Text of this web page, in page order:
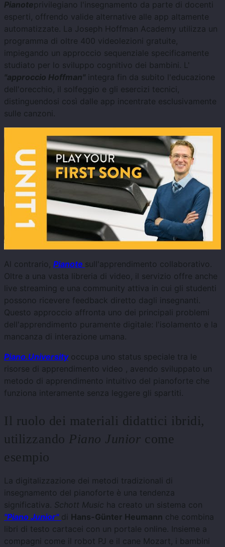
Pianoteprivilegiano l'insegnamento da parte di docenti
esperti, offrendo valide alternative alle app altamente
automatizzate. La Joseph Hoffman Academy utilizza un
programma di oltre 400 videolezioni gratuite,
impiegando un approccio sequenziale specificamente
studiato per lo sviluppo cognitivo dei bambini. L'
"approccio Hoffman" integra fin da subito l'educazione
dell'orecchio, il solfeggio e gli esercizi tecnici,
distinguendosi così dalle app incentrate esclusivamente
sulle canzoni.
Al contrario, Pianote sull'apprendimento collaborativo.
Oltre a una vasta libreria di video, il servizio offre anche
live streaming e una community attiva in cui gli studenti
possono ricevere feedback diretto dagli insegnanti.
Questo approccio affronta uno dei principali problemi
dell'apprendimento puramente digitale: l'isolamento e la
mancanza di interazione umana.
Piano.Universityoccupa uno status speciale tra le
risorse di apprendimento video , avendo sviluppato un
metodo di apprendimento intuitivo del pianoforte che
funziona interamente senza leggere gli spartiti.
Il ruolo dei materiali didattici ibridi,
utilizzando Piano Junior come
esempio
La digitalizzazione dei metodi tradizionali di
insegnamento del pianoforte è una tendenza
significativa. Schott Music ha creato un sistema con
"Piano Junior" di Hans-Günter Heumann che combina
libri di testo cartacei con un portale online. Insieme a
compagni come il robot PJ e il cane Mozart, i bambini